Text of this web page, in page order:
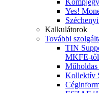
Yes!
Kalkulátorok
További
TIN
MKFE-től
Műholdas
Kollektív